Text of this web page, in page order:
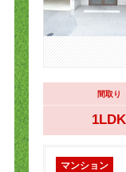
間取り
1LDK
マンション